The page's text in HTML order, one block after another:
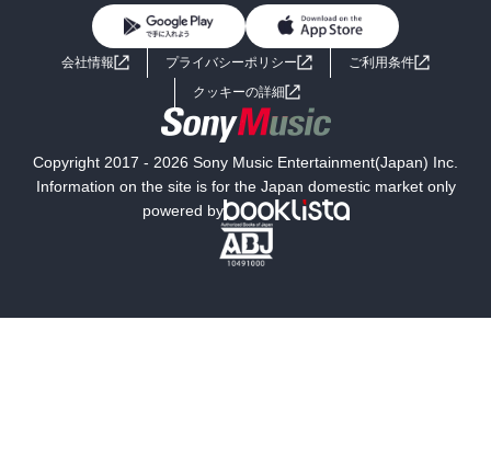
ライトノベル 男子向けラノベ
小説
海外小説
ミステリー SF
文学
よくあるご質問 お問い合わせ
会社情報 プライバシーポリシー
ご利用条件
クッキーの詳細
Copyright 2017 - 2026 Sony Music Entertainment(Japan) Inc.
Information on the site is for the Japan domestic market only
powered by